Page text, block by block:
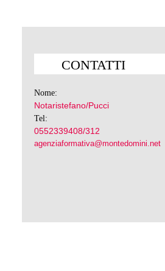
CONTATTI
Nome:
Notaristefano/Pucci
Tel:
0552339408/312
agenziaformativa@montedomini.net